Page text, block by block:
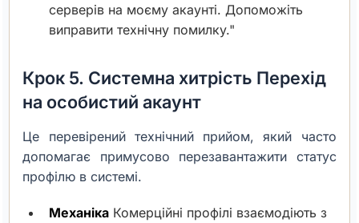
серверів на моєму акаунті. Допоможіть
виправити технічну помилку."
Крок 5. Системна хитрість Перехід
на особистий акаунт
Це перевірений технічний прийом, який часто
допомагає примусово перезавантажити статус
профілю в системі.
Механіка Комерційні профілі взаємодіють з